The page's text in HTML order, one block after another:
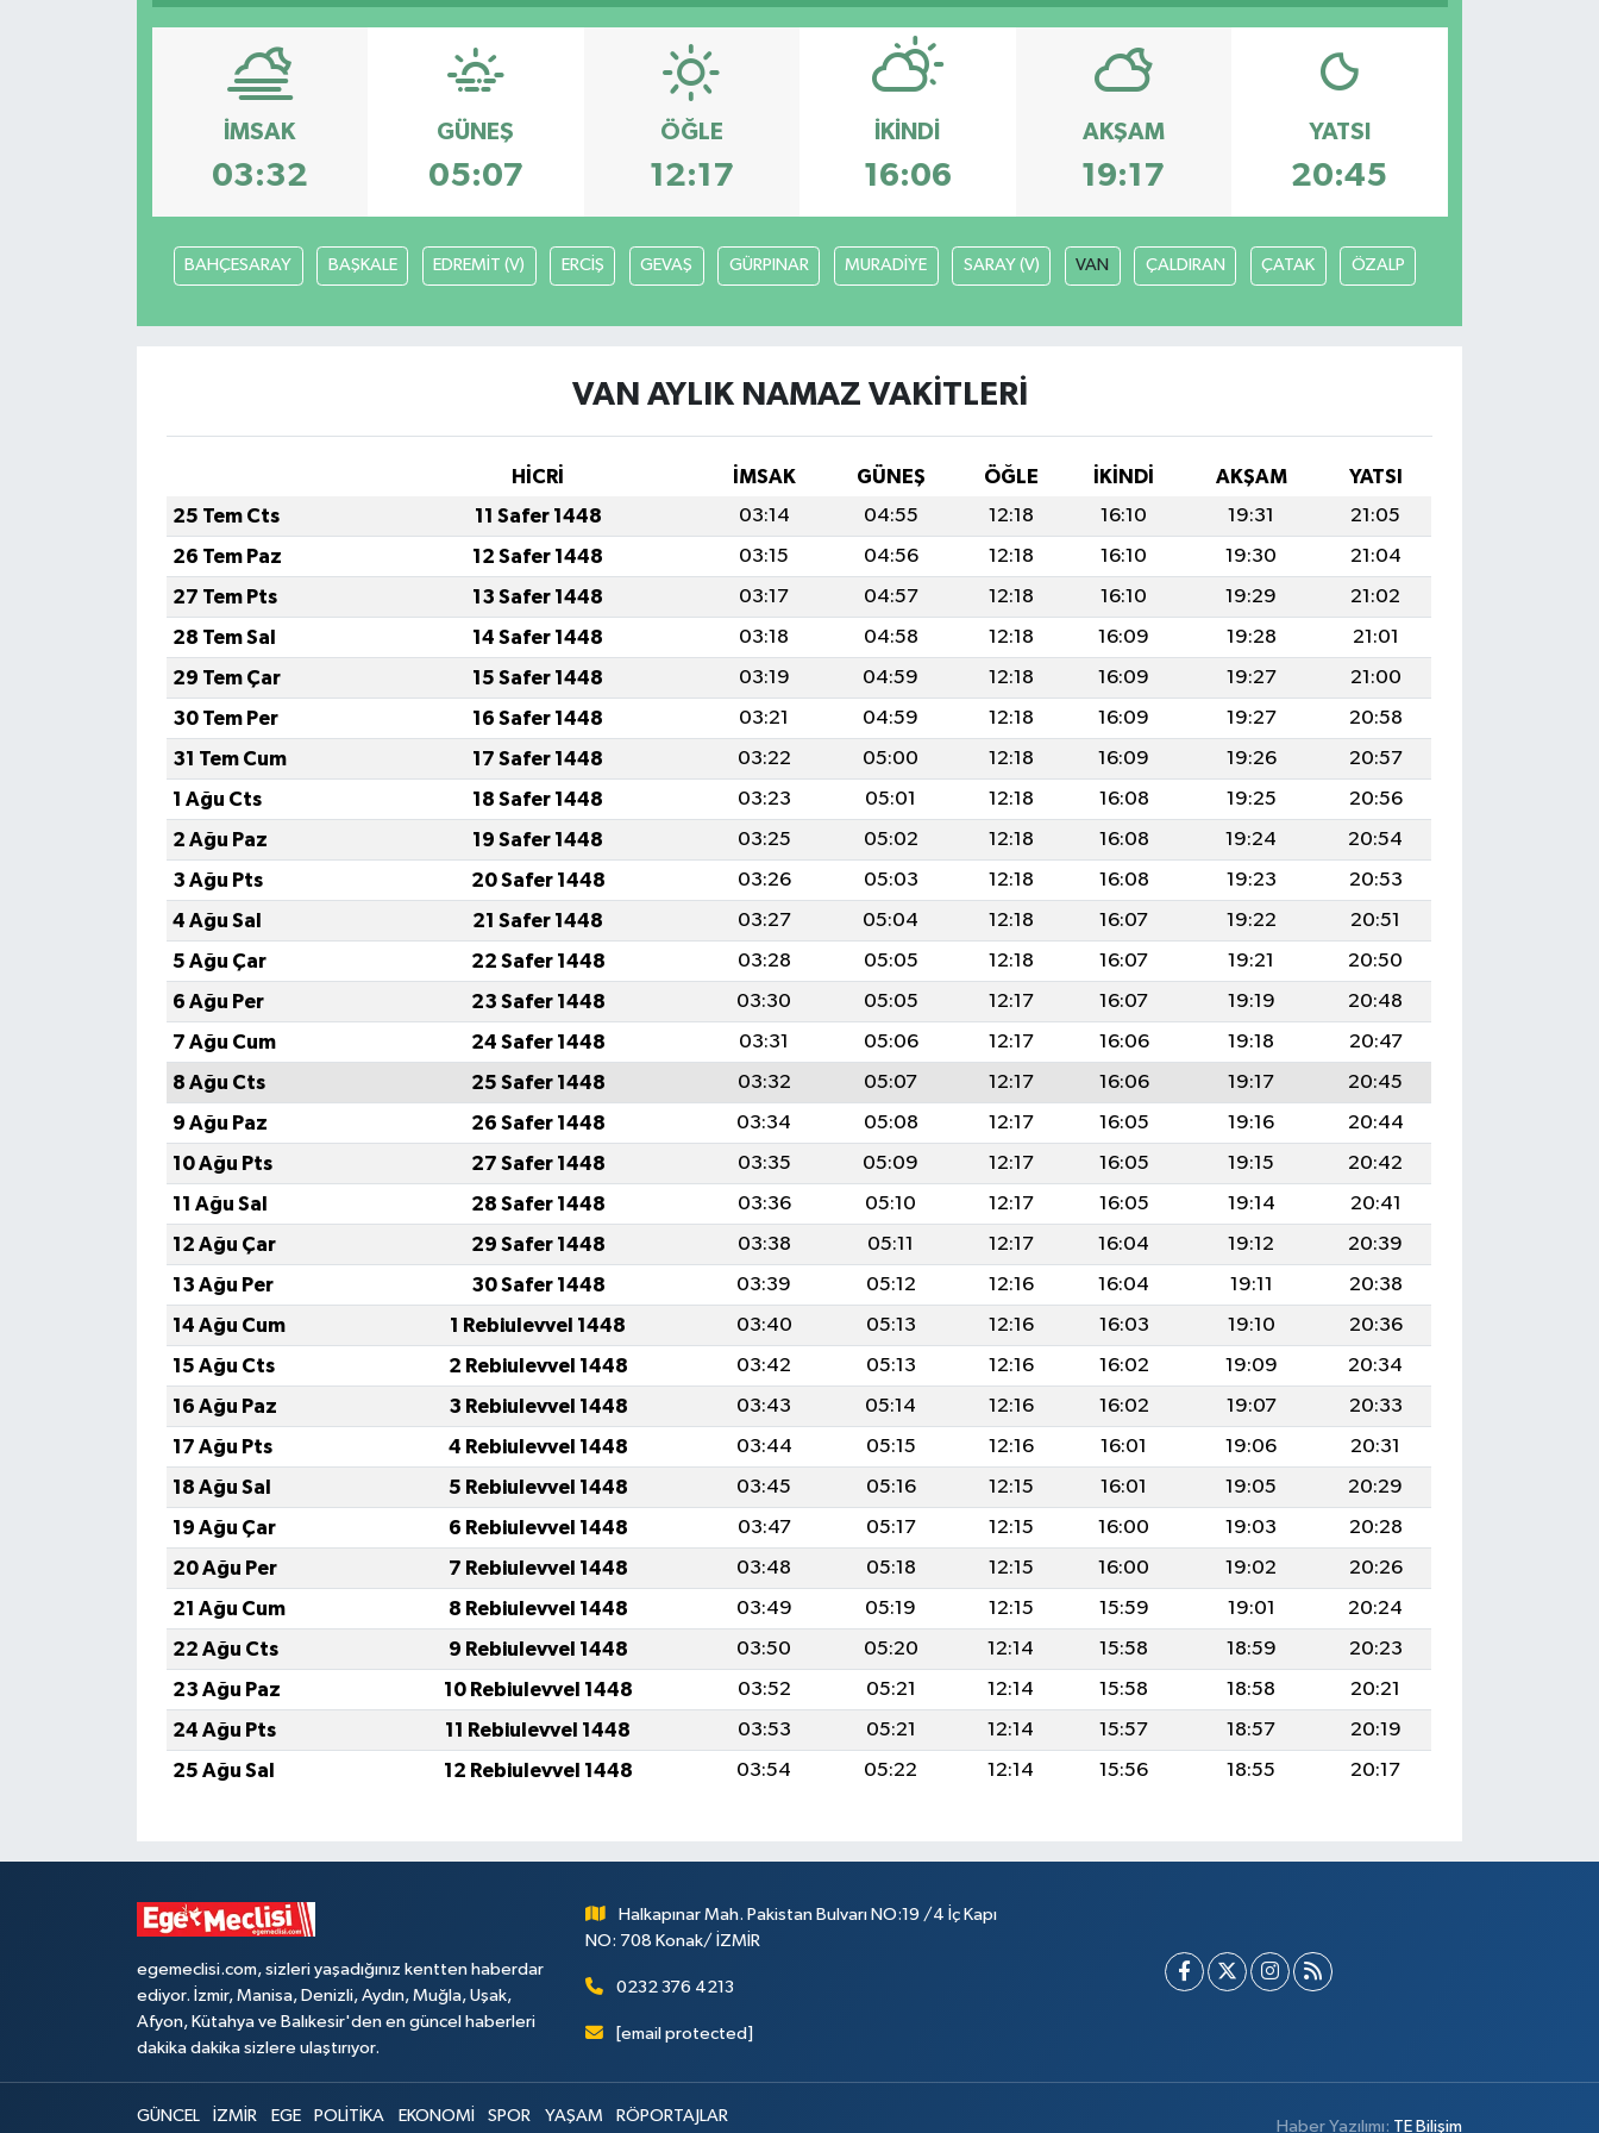
İMSAK
03:32
GÜNEŞ
05:07
ÖĞLE
12:17
İKINDI
16:06
AKŞAM
19:17
YATSI
20:45
BAHÇESARAY BAŞKALE EDREMİT (V) ERCİŞ GEVAŞ GÜRPINAR MURADİYE SARAY (V) VAN ÇALDIRAN ÇATAK ÖZALP
VAN AYLIK NAMAZ VAKITLERI
HİCRİ İMSAK GÜNEŞ ÖĞLE İKINDI AKŞAM
YATSI
25 Tem Cts
11 Safer 1448 03:14 04:55 12:18 16:10 19:31
21:05
26 Tem Paz
12 Safer 1448 03:15 04:56 12:18 16:10 19:30
21:04
27 Tem Pts
13 Safer 1448 03:17 04:57 12:18 16:10 19:29
21:02
28 Tem Sal
14 Safer 1448 03:18 04:58 12:18 16:09 19:28
21:01
29 Tem Çar
15 Safer 1448 03:19 04:59 12:18 16:09 19:27
21:00
30 Tem Per
16 Safer 1448 03:21 04:59 12:18 16:09 19:27
20:58
31 Tem Cum
17 Safer 1448 03:22 05:00 12:18 16:09 19:26
20:57
1 Ağu Cts
18 Safer 1448 03:23 05:01 12:18 16:08 19:25
20:56
2 Ağu Paz
19 Safer 1448 03:25 05:02 12:18 16:08 19:24
20:54
3 Ağu Pts
20 Safer 1448 03:26 05:03 12:18 16:08 19:23
20:53
4 Ağu Sal
21 Safer 1448 03:27 05:04 12:18 16:07 19:22
20:51
5 Ağu Çar
22 Safer 1448 03:28 05:05 12:18 16:07 19:21
20:50
6 Ağu Per
23 Safer 1448 03:30 05:05 12:17 16:07 19:19
20:48
7 Ağu Cum
24 Safer 1448 03:31 05:06 12:17 16:06 19:18
20:47
8 Ağu Cts
25 Safer 1448 03:32 05:07 12:17 16:06 19:17
20:45
9 Ağu Paz
26 Safer 1448 03:34 05:08 12:17 16:05 19:16
20:44
10 Ağu Pts
27 Safer 1448 03:35 05:09 12:17 16:05 19:15
20:42
11 Ağu Sal
28 Safer 1448 03:36 05:10 12:17 16:05 19:14
20:41
12 Ağu Çar
29 Safer 1448 03:38 05:11 12:17 16:04 19:12
20:39
13 Ağu Per
30 Safer 1448 03:39 05:12 12:16 16:04 19:11
20:38
14 Ağu Cum
1 Rebiulevvel 1448 03:40 05:13 12:16 16:03 19:10
20:36
15 Ağu Cts
2 Rebiulevvel 1448 03:42 05:13 12:16 16:02 19:09
20:34
16 Ağu Paz
3 Rebiulevvel 1448 03:43 05:14 12:16 16:02 19:07
20:33
17 Ağu Pts
4 Rebiulevvel 1448 03:44 05:15 12:16 16:01 19:06
20:31
18 Ağu Sal
5 Rebiulevvel 1448 03:45 05:16 12:15 16:01 19:05
20:29
19 Ağu Çar
6 Rebiulevvel 1448 03:47 05:17 12:15 16:00 19:03
20:28
20 Ağu Per
7 Rebiulevvel 1448 03:48 05:18 12:15 16:00 19:02
20:26
21 Ağu Cum
8 Rebiulevvel 1448 03:49 05:19 12:15 15:59 19:01
20:24
22 Ağu Cts
9 Rebiulevvel 1448 03:50 05:20 12:14 15:58 18:59
20:23
23 Ağu Paz
10 Rebiulevvel 1448 03:52 05:21 12:14 15:58 18:58
20:21
24 Ağu Pts
11 Rebiulevvel 1448 03:53 05:21 12:14 15:57 18:57
20:19
25 Ağu Sal
12 Rebiulevvel 1448 03:54 05:22 12:14 15:56 18:55 20:17
egemeclisi.com, sizleri yaşadığınız kentten haberdar
ediyor. İzmir, Manisa, Denizli, Aydın, Muğla, Uşak,
Afyon, Kütahya ve Balıkesir'den en güncel haberleri
dakika dakika sizlere ulaştırıyor.
Halkapınar Mah. Pakistan Bulvarı NO:19 /4 İç Kapı
NO: 708 Konak/ İZMİR
0232 376 4213
[email protected]
GÜNCEL İZMİR EGE POLİTİKA EKONOMİ SPOR YAŞAM RÖPORTAJLAR
Haber Yazılımı: TE Bilişim